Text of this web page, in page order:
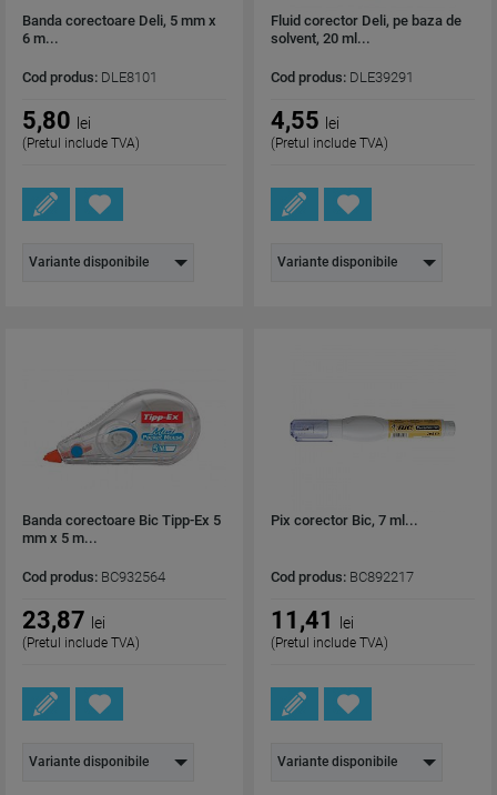
Banda corectoare Deli, 5 mm x
6 m...
Cod produs: DLE8101
5,80 lei
(Pretul include TVA)
Variante disponibile
Fluid corector Deli, pe baza de
solvent, 20 ml...
Cod produs: DLE39291
4,55 lei
(Pretul include TVA)
Variante disponibile
Banda corectoare Bic Tipp-Ex 5
mm x 5 m...
Cod produs: BC932564
23,87 lei
(Pretul include TVA)
Variante disponibile
Pix corector Bic, 7 ml...
Cod produs: BC892217
11,41 lei
(Pretul include TVA)
Variante disponibile